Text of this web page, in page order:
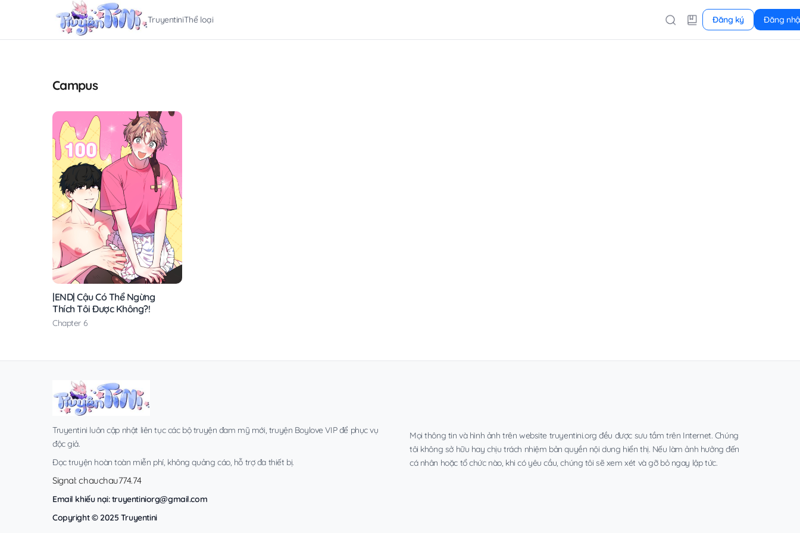
TruyentiniThể loại Đăng ký Đăng
Campus
|END| Cậu Có Thể Ngừng
Thích Tôi Được Không?!
Chapter 6
Truyentini luôn cập nhật liên tục các bộ truyện đam mỹ mới, truyện Boylove VIP để phục vụ
độc giả.
Đọc truyện hoàn toàn miễn phí, không quảng cáo, hỗ trợ đa thiết bị.
Signal: chauchau774.74
Email khiếu nại:truyentiniorg@gmail.com
Copyright © 2025 Truyentini
Mọi thông tin và hình ảnh trên website truyentini.org đều được sưu tầm trên Internet. Chúng
tôi không sở hữu hay chịu trách nhiệm bản quyền nội dung hiển thị. Nếu làm ảnh hưởng đến
cá nhân hoặc tổ chức nào, khi có yêu cầu, chúng tôi sẽ xem xét và gỡ bỏ ngay lập tức.